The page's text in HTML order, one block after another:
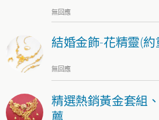
無回應
結婚金飾-花精靈(約
無回應
精選熱銷黃金套組
薦